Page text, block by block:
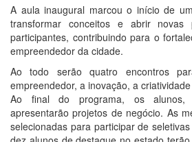
A aula inaugural marcou o início de
transformar conceitos e abrir novas
participantes, contribuindo para o
empreendedor da cidade.
Ao todo serão quatro encontros
empreendedor, a inovação, a
Ao final do programa, os alunos,
apresentarão projetos de negócio. As
selecionadas para participar de